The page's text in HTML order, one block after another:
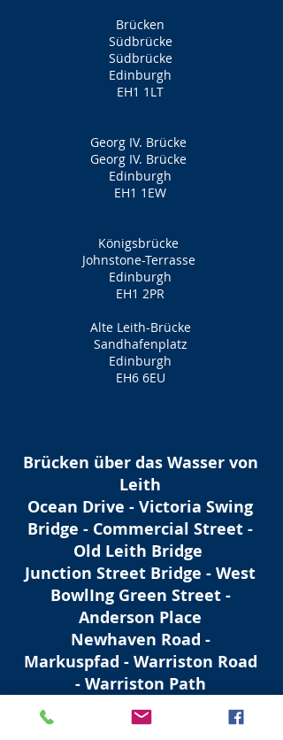
Brücken
Südbrücke
Südbrücke
Edinburgh
EH1 1LT
Georg IV. Brücke
Georg IV. Brücke
Edinburgh
EH1 1EW
Königsbrücke
Johnstone-Terrasse
Edinburgh
EH1 2PR
Alte Leith-Brücke
Sandhafenplatz
Edinburgh
EH6 6EU
Brücken über das Wasser von
Leith
Ocean Drive - Victoria Swing
Bridge - Commercial Street -
Old Leith Bridge
Junction Street Bridge - West
BowlIng Green Street -
Anderson Place
Newhaven Road -
Markuspfad - Warriston Road
- Warriston Path
Canonmills Bridge - Tannfield
Bridge - Glenogle Place -